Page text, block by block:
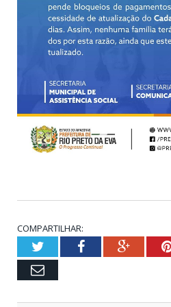
COMPARTILHAR:
TwitterFacebook
Email